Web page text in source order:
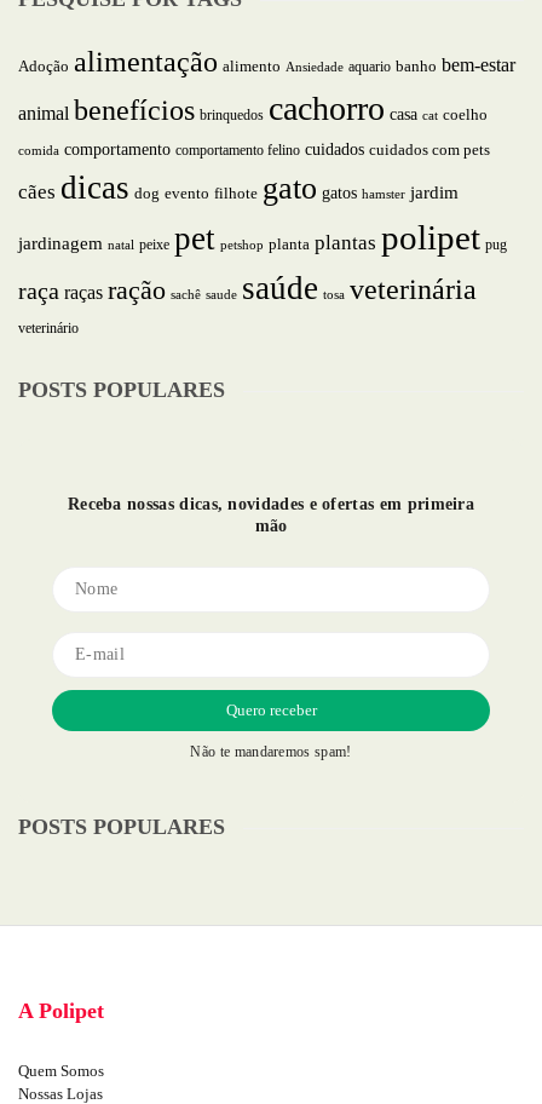
Adoção alimentação alimento Ansiedade aquario banho bem-estar
animal benefícios brinquedos cachorro casa cat coelho
comida comportamento comportamento felino cuidados cuidados com pets
cães dicas dog evento filhote gato gatos hamster jardim
jardinagem natal peixe pet petshop planta plantas polipet pug
raça raças ração sachê saude saúde tosa veterinária
veterinário
POSTS POPULARES
Receba nossas dicas, novidades e ofertas em primeira
mão
Não te mandaremos spam!
POSTS POPULARES
A Polipet
Quem Somos
Nossas Lojas